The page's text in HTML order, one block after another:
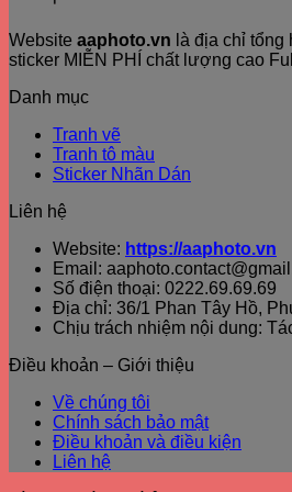
Website aaphoto.vn là địa chỉ
sticker MIỄN PHÍ chất lượng cao
Danh mục
Tranh vẽ
Tranh tô màu
Sticker Nhãn Dán
Liên hệ
Website: https://aaphoto.vn
Email:
Số điện thoại: 0222.69.69.69
Địa chỉ: 36/1 Phan Tây Hồ,
Chịu trách nhiệm nội dung:
Điều khoản – Giới thiệu
Về chúng tôi
Chính sách bảo mật
Điều khoản và điều kiện
Liên hệ